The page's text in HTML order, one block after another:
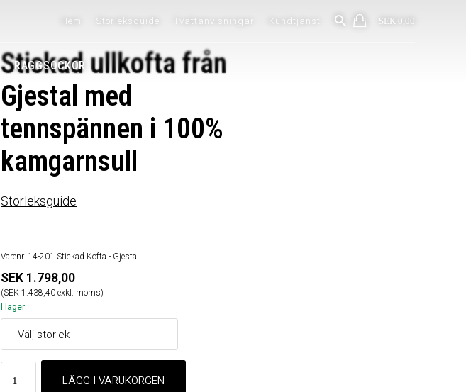
SEK 0,00
Hem Storleksguide Tvättanvisningar Kundtjänst
RAGGSOCKOR
Stickad ullkofta från
Gjestal med
tennspännen i 100%
kamgarnsull
Storleksguide
Varenr. 14-201 Stickad Kofta - Gjestal
SEK 1.798,00
(SEK 1.438,40 exkl. moms)
I lager